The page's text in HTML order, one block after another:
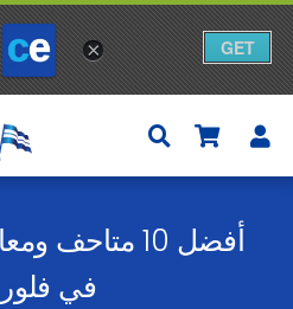
أفضل 10 متاحف
في
س
ل
ة
×
× GET